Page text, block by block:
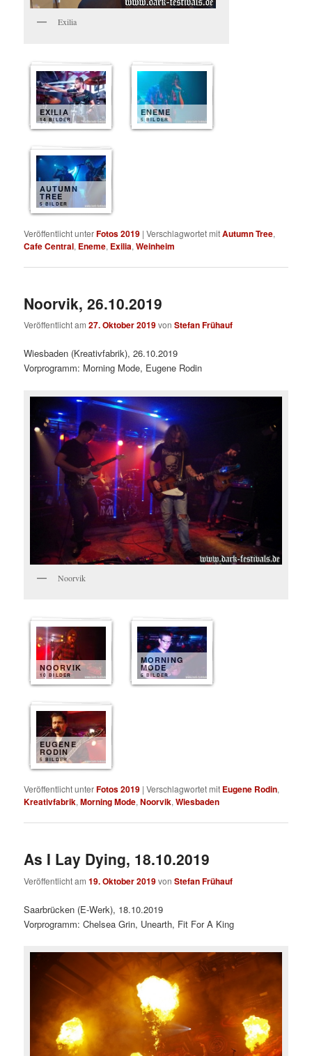
Exilia
EXILIA
14 BILDER
ENEME
5 BILDER
AUTUMN
TREE
5 BILDER
Veröffentlicht unterFotos 2019 |Verschlagwortet mitAutumn Tree,
Cafe Central, Eneme, Exilia,Weinheim
Noorvik, 26.10.2019
Veröffentlicht am27. Oktober 2019vonStefan Frühauf
Wiesbaden (Kreativfabrik), 26.10.2019
Vorprogramm: Morning Mode, Eugene Rodin
Noorvik
NOORVIK
10 BILDER
MORNING
MODE
5 BILDER
EUGENE
RODIN
5 BILDER
Veröffentlicht unterFotos 2019 |Verschlagwortet mit Eugene Rodin,
Kreativfabrik,Morning Mode,Noorvik,Wiesbaden
As I Lay Dying, 18.10.2019
Veröffentlicht am19. Oktober 2019vonStefan Frühauf
Saarbrücken (E-Werk), 18.10.2019
Vorprogramm: Chelsea Grin, Unearth, Fit For A King